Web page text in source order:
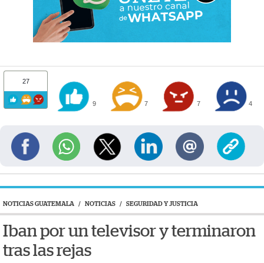
27
9 7 7 4
NOTICIAS GUATEMALA / NOTICIAS / SEGURIDAD Y JUSTICIA
Iban por un televisor y terminaron
tras las rejas